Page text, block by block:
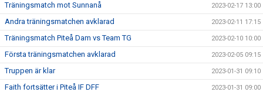
Träningsmatch mot Sunnanå 2023-02-17 13:00
Andra träningsmatchen avklarad 2023-02-11 17:15
Träningsmatch Piteå Dam vs Team TG 2023-02-10 10:00
Första träningsmatchen avklarad 2023-02-05 09:15
Truppen är klar 2023-01-31 09:10
Faith fortsätter i Piteå IF DFF 2023-01-31 09:00